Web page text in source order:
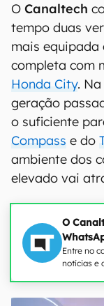
O Canaltech
tempo duas
mais equipada
completa com
Honda City.
geração
o suficiente
Compass e do
ambiente dos
elevado vai
O
Entre no
notícias e